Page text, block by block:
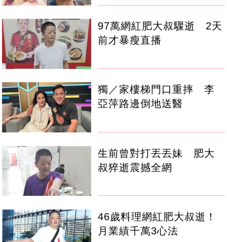
97萬網紅肥大叔驟逝 2天
前才暴瘦直播
獨／家樓梯門口重摔 李
亞萍路邊倒地送醫
生前曾對打丟丟妹 肥大
叔猝逝震撼全網
46歲料理網紅肥大叔逝！
月業績千萬3心法